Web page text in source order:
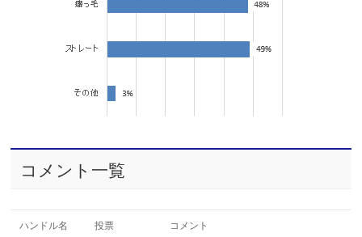
コメント一覧
ハンドル名 投票 コメント